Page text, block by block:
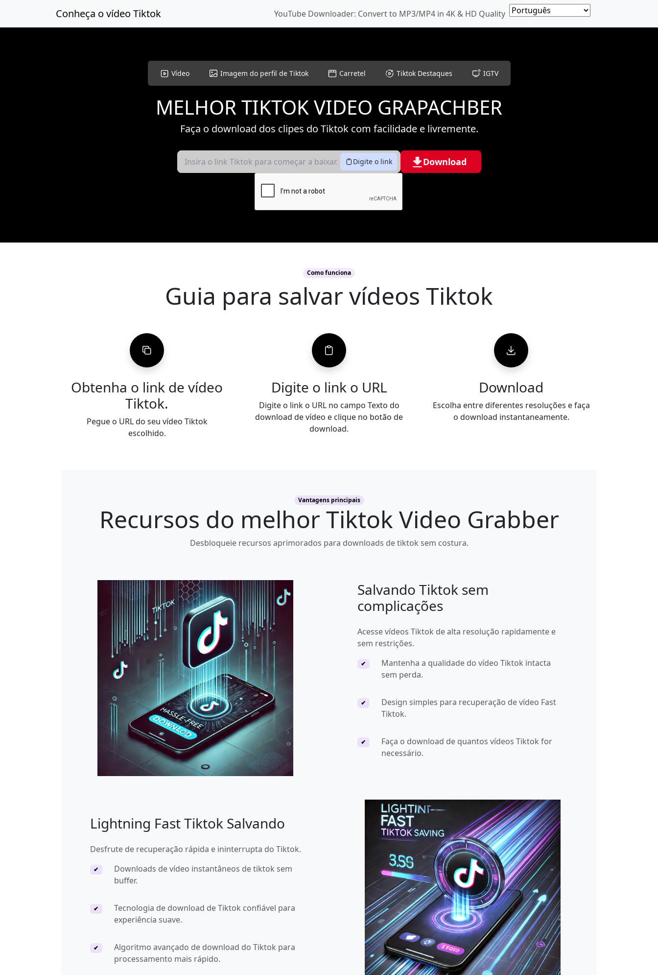
Conheça o vídeo Tiktok YouTube Downloader: Convert to MP3/MP4 in 4K & HD Quality
Vídeo Imagem do perfil de Tiktok Carretel Tiktok Destaques IGTV
MELHOR TIKTOK VIDEO GRAPACHBER
Faça o download dos clipes do Tiktok com facilidade e livremente.
Digite o link Download
Como funciona
Guia para salvar vídeos Tiktok
Obtenha o link de vídeo
Tiktok.
Pegue o URL do seu vídeo Tiktok
escolhido.
Digite o link o URL
Digite o link o URL no campo Texto do
download de vídeo e clique no botão de
download.
Download
Escolha entre diferentes resoluções e faça
o download instantaneamente.
Vantagens principais
Recursos do melhor Tiktok Video Grabber
Desbloqueie recursos aprimorados para downloads de tiktok sem costura.
Salvando Tiktok sem
complicações
Acesse vídeos Tiktok de alta resolução rapidamente e
sem restrições.
✔
Mantenha a qualidade do vídeo Tiktok intacta
sem perda.
✔
Design simples para recuperação de vídeo Fast
Tiktok.
✔
Faça o download de quantos vídeos Tiktok for
necessário.
Lightning Fast Tiktok Salvando
Desfrute de recuperação rápida e ininterrupta do Tiktok.
✔
Downloads de vídeo instantâneos de tiktok sem
buffer.
✔
Tecnologia de download de Tiktok confiável para
experiência suave.
✔
Algoritmo avançado de download do Tiktok para
processamento mais rápido.